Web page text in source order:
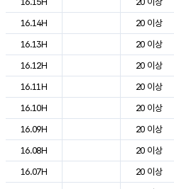
16.14H
20 이상
16.13H
20 이상
16.12H
20 이상
16.11H
20 이상
16.10H
20 이상
16.09H
20 이상
16.08H
20 이상
16.07H
20 이상